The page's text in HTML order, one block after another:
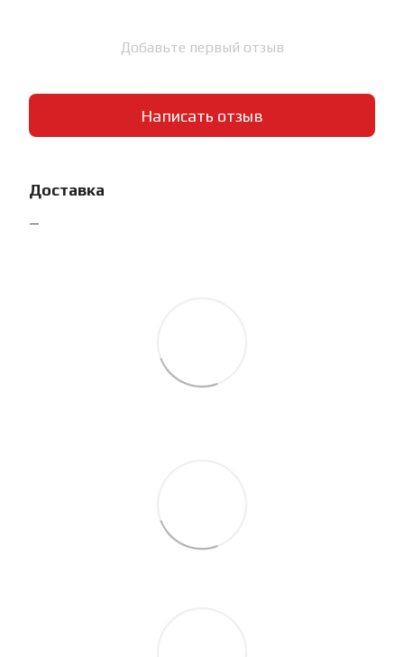
Добавьте первый отзыв
Написать отзыв
Доставка